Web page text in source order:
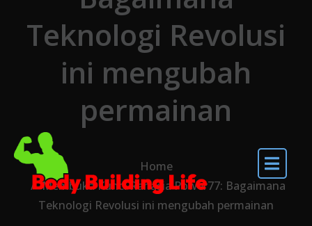
Teknologi Revolusi
ini mengubah
permainan
Home
Membuka Kunci Rahasia Power77: Bagaimana
Teknologi Revolusi ini mengubah permainan